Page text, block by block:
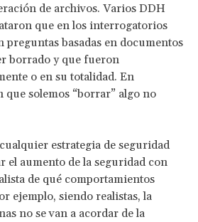
de archivos. Varios DDH
que en los interrogatorios
preguntas basadas en documentos
borrado y que fueron
o en su totalidad. En
que solemos “borrar” algo no
estrategia de seguridad
el aumento de la seguridad con
de qué comportamientos
ejemplo, siendo realistas, la
no se van a acordar de la